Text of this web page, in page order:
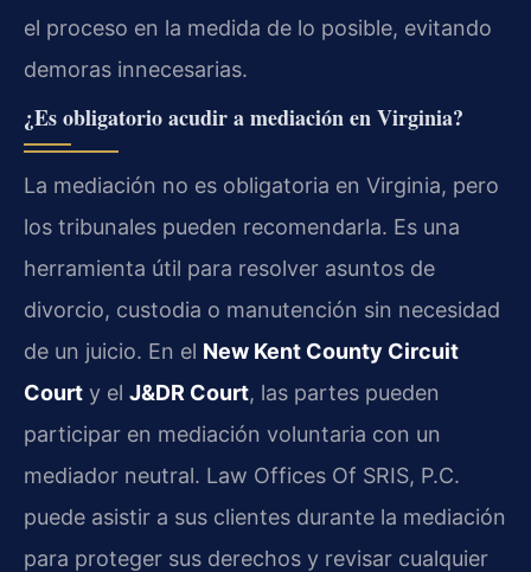
el proceso en la medida de lo posible, evitando
demoras innecesarias.
¿Es obligatorio acudir a mediación en Virginia?
La mediación no es obligatoria en Virginia, pero
los tribunales pueden recomendarla. Es una
herramienta útil para resolver asuntos de
divorcio, custodia o manutención sin necesidad
de un juicio. En el New Kent County Circuit
Court y el J&DR Court, las partes pueden
participar en mediación voluntaria con un
mediador neutral. Law Offices Of SRIS, P.C.
puede asistir a sus clientes durante la mediación
para proteger sus derechos y revisar cualquier